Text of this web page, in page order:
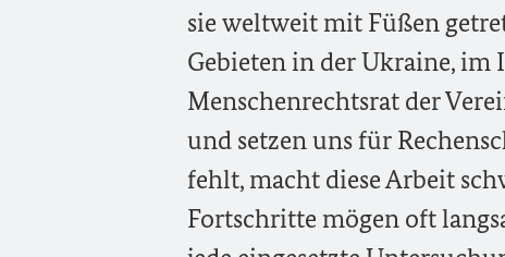
sie weltweit mit Füßen
Gebieten in der Ukraine, im
Menschenrechtsrat der
und setzen uns für
fehlt, macht diese Arbeit
Fortschritte mögen oft